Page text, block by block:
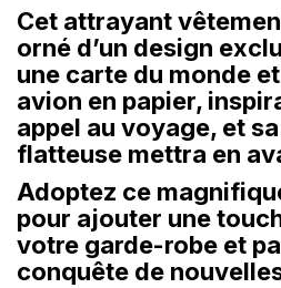
Cet attrayant
orné d’un design
une carte du monde
avion en papier,
appel au voyage, et
flatteuse mettra en
Adoptez ce
pour ajouter une
votre garde-robe et
conquête de